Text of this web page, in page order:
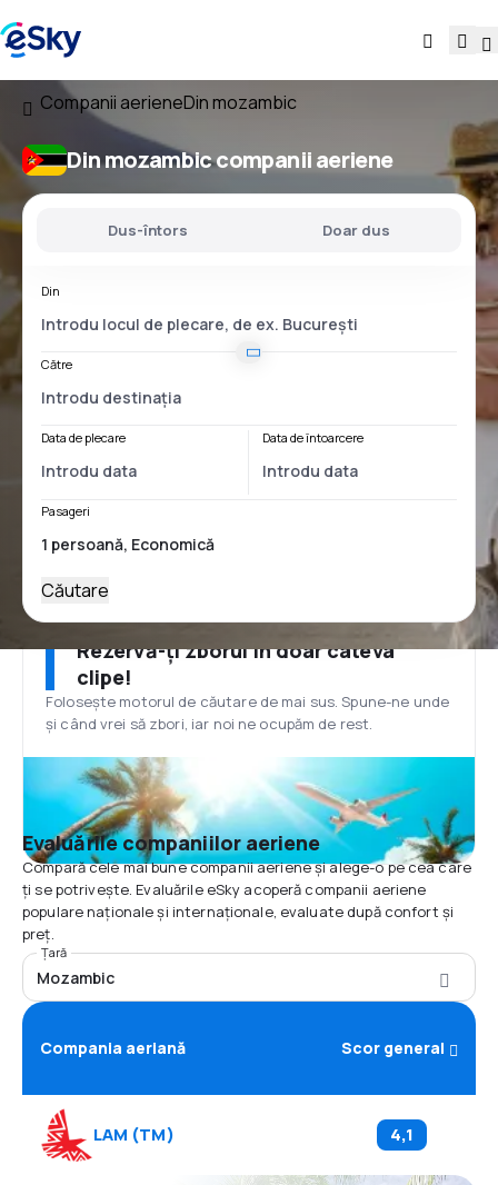
Companii aerieneDin mozambic
Din mozambic companii aeriene
Dus-întors Doar dus
Din
Către
Data de plecare Data de întoarcere
Pasageri
Căutare
Rezervă-ți zborul în doar câteva
clipe!
Folosește motorul de căutare de mai sus. Spune-ne unde
și când vrei să zbori, iar noi ne ocupăm de rest.
Evaluările companiilor aeriene
Compară cele mai bune companii aeriene și alege-o pe cea care
ți se potrivește. Evaluările eSky acoperă companii aeriene
populare naționale și internaționale, evaluate după confort și
preț.
Țară
Mozambic
Compania aeriană Scor general
LAM (TM) 4,1